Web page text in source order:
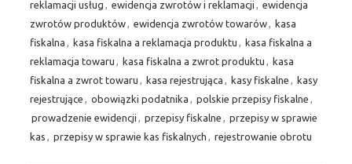
reklamacji usług , ewidencja zwrotów i reklamacji , ewidencja
zwrotów produktów, ewidencja zwrotów towarów, kasa
fiskalna , kasa fiskalna a reklamacja produktu , kasa fiskalna a
reklamacja towaru , kasa fiskalna a zwrot produktu , kasa
fiskalna a zwrot towaru , kasa rejestrująca , kasy fiskalne , kasy
rejestrujące , obowiązki podatnika , polskie przepisy fiskalne ,
prowadzenie ewidencji , przepisy fiskalne , przepisy w sprawie
kas , przepisy w sprawie kas fiskalnych , rejestrowanie obrotu